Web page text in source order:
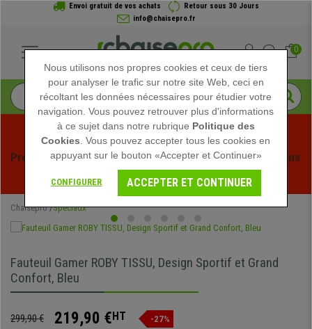
Envoi gratuit de vos achats
Retour sous 30 Jours
info@chaisepro.fr
0
Profitez des soldes d'été chez Chaisepro ! Des réductions
exclusives pour une durée limitée - Voir l'offre
Chaisepro Spéciaux
Fauteuil Gamer ROBY TISSU, Design Sportif et Grand
Confort, Bleu
299,90 € 219,90 €HT -27%
Nous utilisons nos propres cookies et ceux de tiers
pour analyser le trafic sur notre site Web, ceci en
récoltant les données nécessaires pour étudier votre
navigation. Vous pouvez retrouver plus d'informations
à ce sujet dans notre rubrique Politique des
Cookies . Vous pouvez accepter tous les cookies en
appuyant sur le bouton «Accepter et Continuer»
CONFIGURER ACCEPTER ET CONTINUER